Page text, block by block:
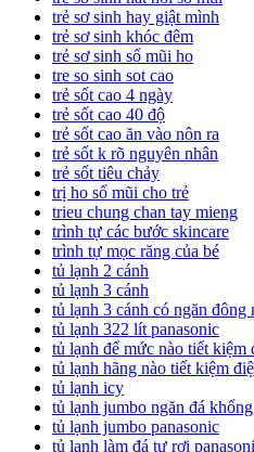
trẻ sơ sinh hay giật mình
trẻ sơ sinh khóc đêm
trẻ sơ sinh sổ mũi ho
tre so sinh sot cao
trẻ sốt cao 4 ngày
trẻ sốt cao 40 độ
trẻ sốt cao ăn vào nôn ra
trẻ sốt k rõ nguyên nhân
trẻ sốt tiêu chảy
trị ho sổ mũi cho trẻ
trieu chung chan tay mieng
trình tự các bước skincare
trình tự mọc răng của bé
tủ lạnh 2 cánh
tủ lạnh 3 cánh
tủ lạnh 3 cánh có ngăn đông
tủ lạnh 322 lít panasonic
tủ lạnh để mức nào tiết kiệm
tủ lạnh hãng nào tiết kiệm
tủ lạnh icy
tủ lạnh jumbo ngăn đá
tủ lạnh jumbo panasonic
tủ lạnh làm đá tự rơi